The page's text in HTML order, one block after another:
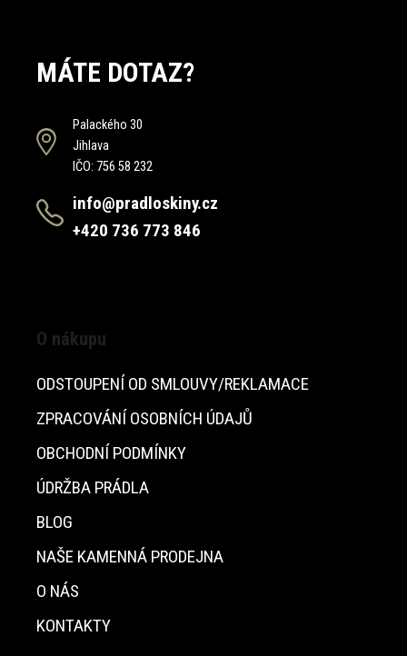
MÁTE DOTAZ?
Palackého 30
Jihlava
IČO: 756 58 232
info@pradloskiny.cz
+420 736 773 846
O nákupu
ODSTOUPENÍ OD SMLOUVY/REKLAMACE
ZPRACOVÁNÍ OSOBNÍCH ÚDAJŮ
OBCHODNÍ PODMÍNKY
ÚDRŽBA PRÁDLA
BLOG
NAŠE KAMENNÁ PRODEJNA
O NÁS
KONTAKTY